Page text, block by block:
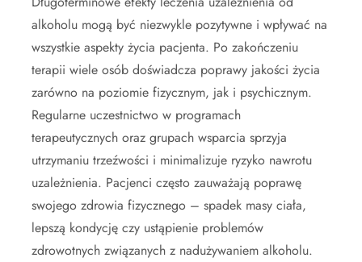
alkoholu mogą być niezwykle pozytywne i wpływać na
wszystkie aspekty życia pacjenta. Po zakończeniu
terapii wiele osób doświadcza poprawy jakości życia
zarówno na poziomie fizycznym, jak i psychicznym.
Regularne uczestnictwo w programach
terapeutycznych oraz grupach wsparcia sprzyja
utrzymaniu trzeźwości i minimalizuje ryzyko nawrotu
uzależnienia. Pacjenci często zauważają poprawę
swojego zdrowia fizycznego – spadek masy ciała,
lepszą kondycję czy ustąpienie problemów
zdrowotnych związanych z nadużywaniem alkoholu.